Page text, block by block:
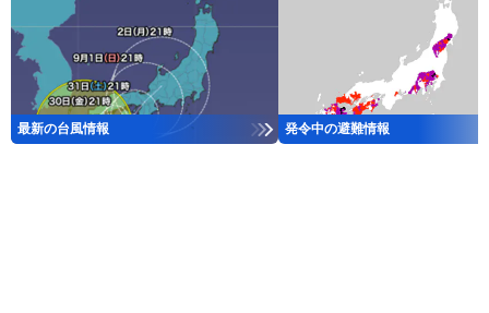
最新の台風情報 発令中の避難情報